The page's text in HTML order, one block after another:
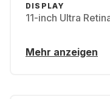
DISPLAY
11-inch Ultra
Mehr anzeigen